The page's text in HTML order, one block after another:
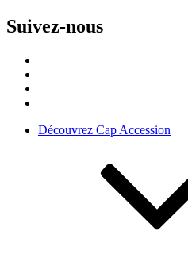
Suivez-nous
Découvrez Cap Accession